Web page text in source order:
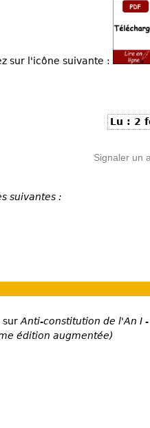
sur l'icône suivante :
Lu : 2
Signaler un
suivantes :
sur Anti-constitution de l'An I -
édition augmentée)